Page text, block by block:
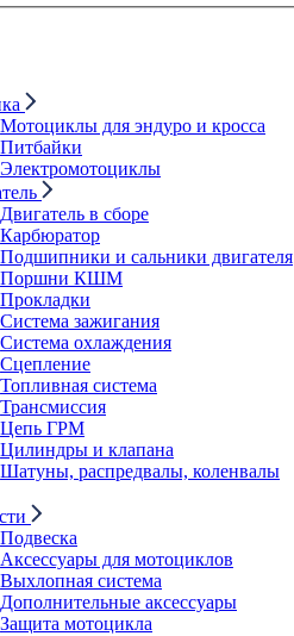
Мотоциклы для эндуро и кросса
Питбайки
Электромотоциклы
Двигатель в сборе
Карбюратор
Подшипники и сальники двигателя
Поршни КШМ
Прокладки
Система зажигания
Система охлаждения
Сцепление
Топливная система
Трансмиссия
Цепь ГРМ
Цилиндры и клапана
Шатуны, распредвалы, коленвалы
Подвеска
Аксессуары для мотоциклов
Выхлопная система
Дополнительные аксессуары
Защита мотоцикла